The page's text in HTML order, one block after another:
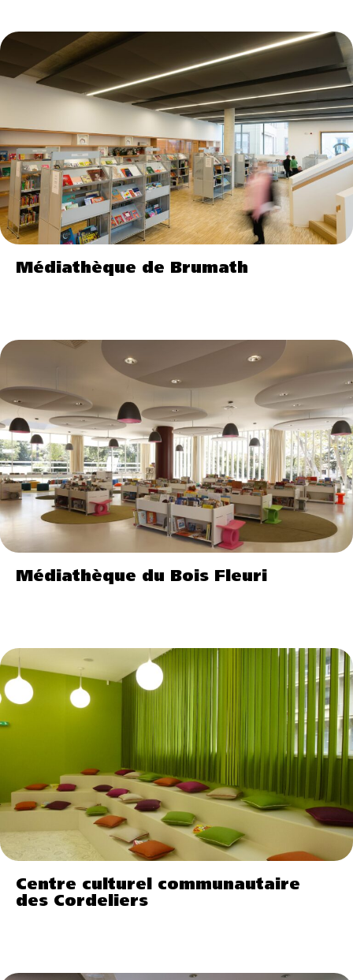
Médiathèque de Brumath
Médiathèque du Bois Fleuri
Centre culturel communautaire
des Cordeliers